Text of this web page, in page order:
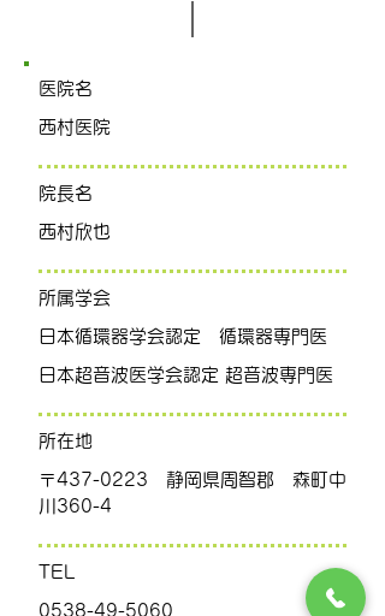
医院名
​西村医院
院長名
​西村欣也
所属学会
​日本循環器学会認定 循環器専門医
日本超音波医学会認定 超音波専門医
所在地
〒437-0223 静岡県周智郡 森町中
川360-4
​TEL
​0538-49-5060